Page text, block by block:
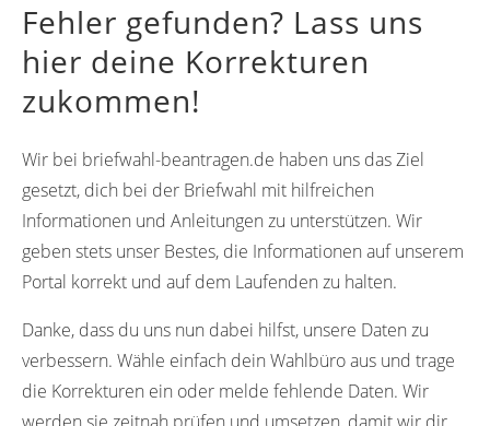
Fehler gefunden? Lass uns
hier deine Korrekturen
zukommen!
Wir bei briefwahl-beantragen.de haben uns das Ziel
gesetzt, dich bei der Briefwahl mit hilfreichen
Informationen und Anleitungen zu unterstützen. Wir
geben stets unser Bestes, die Informationen auf unserem
Portal korrekt und auf dem Laufenden zu halten.
Danke, dass du uns nun dabei hilfst, unsere Daten zu
verbessern. Wähle einfach dein Wahlbüro aus und trage
die Korrekturen ein oder melde fehlende Daten. Wir